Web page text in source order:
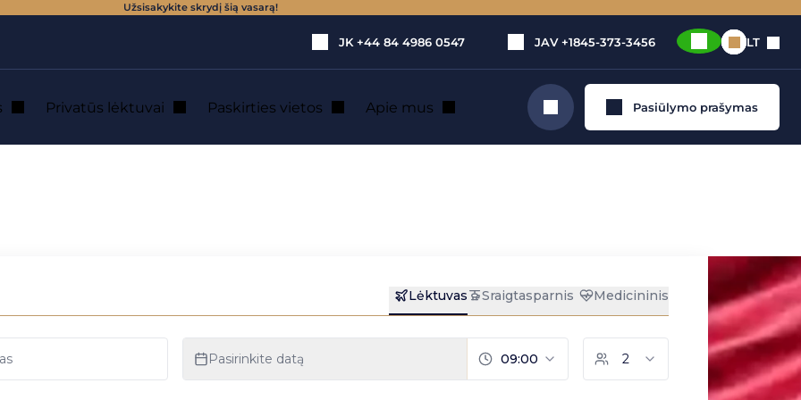
Užsisakykite skrydį šią vasarą!
JK +44 84 4986 0547 JAV +1845-373-3456 LT
Privatūs lėktuvai Paskirties vietos Apie mus Ieškoti Pasiūlymo prašymas